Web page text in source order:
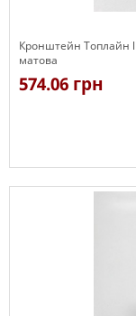
Кронштейн Топлайн
матова
574.06 грн